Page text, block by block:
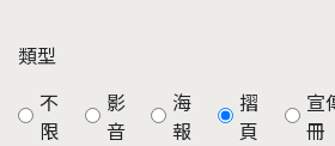
類型
不
限
影
音
海
報
摺
頁
宣
冊